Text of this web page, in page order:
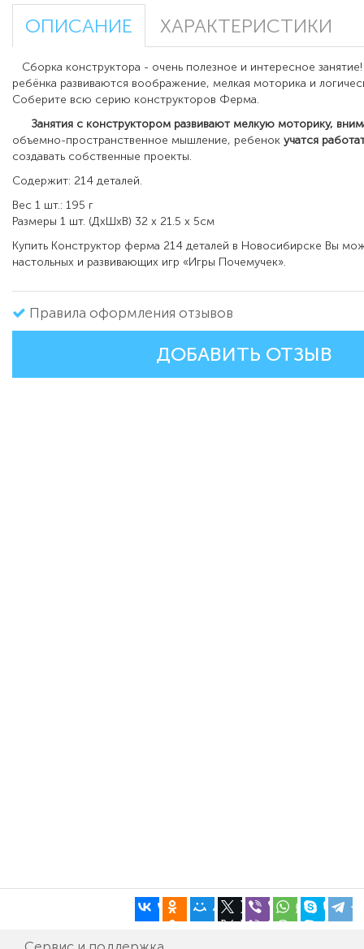
ОПИСАНИЕ ХАРАКТЕРИСТИКИ
Сборка конструктора - очень полезное и интересное
ребёнка развиваются воображение, мелкая моторика и
Соберите всю серию конструкторов Ферма.
Занятия с конструктором развивают мелкую моторику,
объемно-пространственное мышление, ребенок учатся
создавать собственные проекты.
Содержит: 214 деталей.
Вес 1 шт.: 195 г
Размеры 1 шт. (ДxШxВ) 32 x 21.5 x 5см
Купить Конструктор ферма 214 деталей в Новосибирске Вы
настольных и развивающих игр «Игры Почемучек».
Правила оформления отзывов
ДОБАВИТЬ ОТЗЫВ